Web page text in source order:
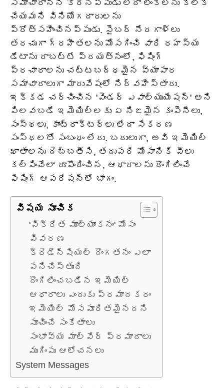
సమాచారాన్ని కోరినప్పుడు లేదా లింక్‌లను క్లిక్
చేయమని వినియోగదారులను
ప్రోత్సహించినప్పుడు. సైబర్ నేరగాళ్లు
తరచుగా గ్రహీతలను మోసగించి వారి రహస్య
డేటాను రాబట్టే ప్రయత్నంలో, ఫిషింగ్
ప్రచారాలను చట్టబద్ధమైన వ్యాపార
సమాచారాలుగా మారువేషంలో నిర్వహిస్తారు.
ఇక్కడ చర్చించిన 'వెండర్ ఎవాల్యుయేషన్' అని
పిలవబడే ఇమెయిల్‌లకు ఏ నిజమైన కంపెనీలు,
సంస్థలు, కాంట్రాక్టర్లు లేదా సేకరణ
సంస్థలతో సంబంధం లేదు. బదులుగా, అవి ఇమెయిల్
ఖాతాలను దెబ్బతీసి, తదుపరి మోసానికి వీలు
కల్పించేలా రూపొందించిన, ఆధారాలను దొంగిలించే
ఫిషింగ్ ఆపరేషన్‌లో భాగం.
విషయ సూచిక
'విక్రేత మూల్యాంకనం' మోసం
వివరణ
క్రెడెన్షియల్ దొంగతనం ఎలా
పనిచేస్తుంది
దొంగిలించబడిన ఇమెయిల్
ఆధారాలు ఎందుకు ప్రమాదకరం
ఇమెయిల్ మోసపూరితమైనదని
సూచించే సంకేతాలు
సంభావ్య మాల్వేర్ ప్రమాదాలు
ముగింపు ఆలోచనలు
System Messages